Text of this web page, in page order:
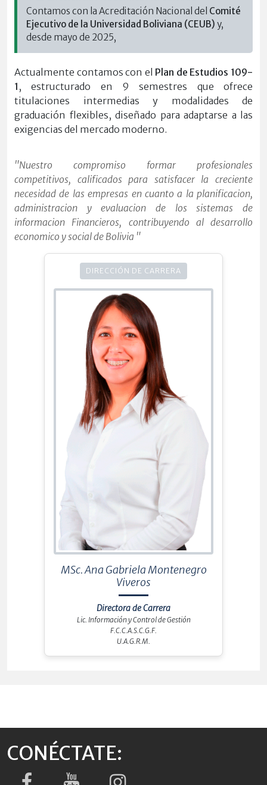
Contamos con la Acreditación Nacional del Comité
Ejecutivo de la Universidad Boliviana (CEUB) y,
desde mayo de 2025,
Actualmente contamos con el Plan de Estudios 109-
1 , estructurado en 9 semestres que ofrece
titulaciones intermedias y modalidades de
graduación flexibles, diseñado para adaptarse a las
exigencias del mercado moderno.
"Nuestro compromiso formar profesionales
competitivos, calificados para satisfacer la creciente
necesidad de las empresas en cuanto a la planificacion,
administracion y evaluacion de los sistemas de
informacion Financieros, contribuyendo al desarrollo
economico y social de Bolivia "
DIRECCIÓN DE CARRERA
MSc. Ana Gabriela Montenegro
Viveros
Directora de Carrera
Lic. Información y Control de Gestión
F.C.C.A.S.C.G.F.
U.A.G.R.M.
CONÉCTATE: